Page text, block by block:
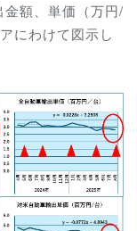
額、単価（万円/
にわけて図示し